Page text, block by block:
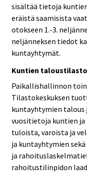
sisältää tietoja
eräistä saamisista
otokseen 1.-3.
neljänneksen tiedot
kuntayhtymät.
Kuntien taloustilasto
Paikallishallinnon
Tilastokeskuksen
kuntayhtymien talous
vuositietoja kuntien
tuloista, varoista ja
ja kuntayhtymien
ja
rahoitustilinpidon